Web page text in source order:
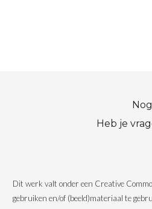
Heb je
Dit werk valt onder een Creative
gebruiken en/of (beeld)materiaal te